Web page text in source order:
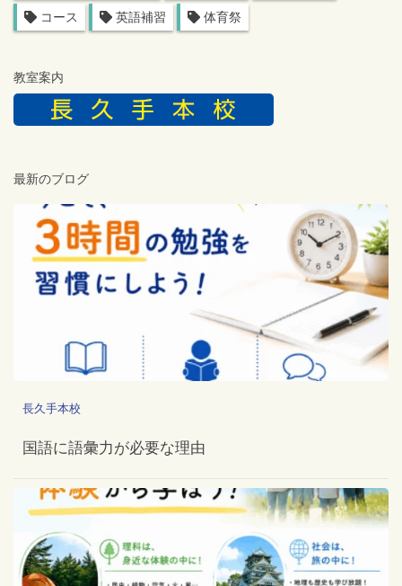
コース 英語補習 体育祭
教室案内
最新のブログ
長久手本校
国語に語彙力が必要な理由